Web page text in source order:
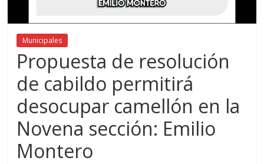
Municipales
Propuesta de resolución
de cabildo permitirá
desocupar camellón en la
Novena sección: Emilio
Montero